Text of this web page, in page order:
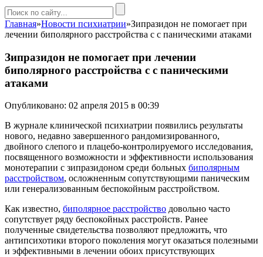
Главная»Новости психиатрии»Зипразидон не помогает при
лечении биполярного расстройства с с паническими атаками
Зипразидон не помогает при лечении
биполярного расстройства с с паническими
атаками
Опубликовано: 02 апреля 2015 в 00:39
В журнале клинической психиатрии появились результаты
нового, недавно завершенного рандомизированного,
двойного слепого и плацебо-контролируемого исследования,
посвященного возможности и эффективности использования
монотерапии с зипразидоном среди больных биполярным
расстройством, осложненным сопутствующими паническим
или генерализованным беспокойным расстройством.
Как известно, биполярное расстройство довольно часто
сопутствует ряду беспокойных расстройств. Ранее
полученные свидетельства позволяют предложить, что
антипсихотики второго поколения могут оказаться полезными
и эффективными в лечении обоих присутствующих